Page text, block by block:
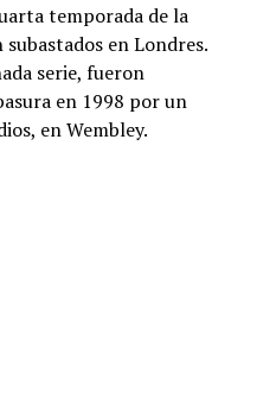
temporada de la
en Londres.
serie, fueron
en 1998 por un
en Wembley.